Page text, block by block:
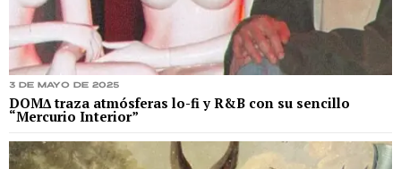
3 de mayo de 2025
DOMΔ traza atmósferas lo-fi y R&B con su sencillo
“Mercurio Interior”